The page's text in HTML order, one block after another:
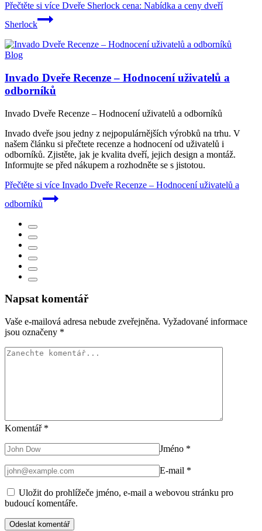
Přečtěte si více Dveře Sherlock cena: Nabídka a ceny dveří
Sherlock
Blog
Invado Dveře Recenze – Hodnocení uživatelů a
odborníků
Invado Dveře Recenze – Hodnocení uživatelů a odborníků
Invado dveře jsou jedny z nejpopulárnějších výrobků na trhu. V
našem článku si přečtete recenze a hodnocení od uživatelů i
odborníků. Zjistěte, jak je kvalita dveří, jejich design a montáž.
Informujte se před nákupem a rozhodněte se s jistotou.
Přečtěte si více Invado Dveře Recenze – Hodnocení uživatelů a
odborníků
Napsat komentář
Vaše e-mailová adresa nebude zveřejněna. Vyžadované informace
jsou označeny *
Komentář *
Jméno *
E-mail *
Uložit do prohlížeče jméno, e-mail a webovou stránku pro
budoucí komentáře.